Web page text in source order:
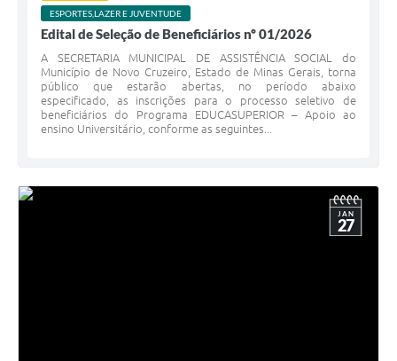
ESPORTES,LAZER E JUVENTUDE
Edital de Seleção de Beneficiários nº 01/2026
A SECRETARIA MUNICIPAL DE ASSISTÊNCIA SOCIAL do
Município de Novo Cruzeiro, Estado de Minas Gerais, torna
público que estarão abertas, no período abaixo
especificado, as inscrições para o processo seletivo de
beneficiários do Programa EDUCASUPERIOR – Apoio ao
ensino Universitário, conforme as seguintes...
JAN
27